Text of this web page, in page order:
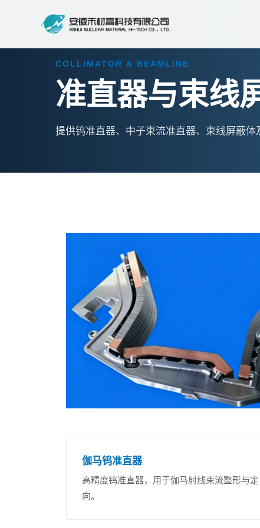
COLLIMATOR & BEAMLINE
准直器与束线
提供钨准直器、中子束流准直器、束线屏蔽体
伽马钨准直器
高精度钨准直器，用于伽马射线束流整形与定
向。